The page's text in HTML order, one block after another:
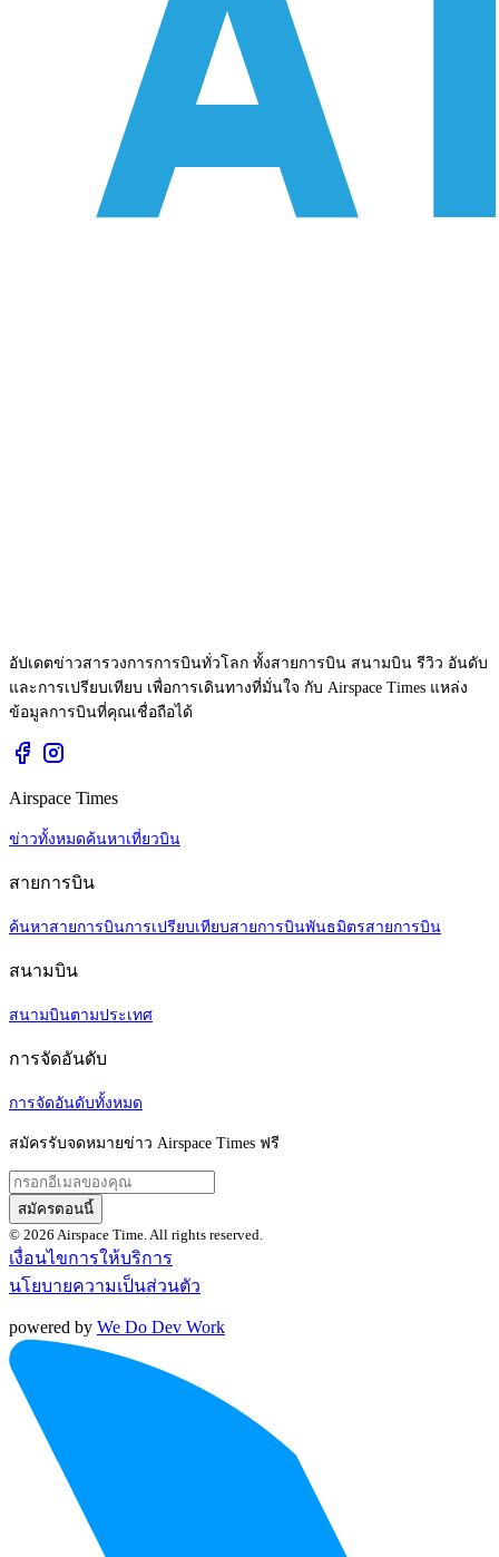
อัปเดตข่าวสารวงการการบินทั่วโลก ทั้งสายการบิน สนามบิน รีวิว อันดับ
และการเปรียบเทียบ เพื่อการเดินทางที่มั่นใจ กับ Airspace Times แหล่ง
ข้อมูลการบินที่คุณเชื่อถือได้
Airspace Times
ข่าวทั้งหมดค้นหาเที่ยวบิน
สายการบิน
ค้นหาสายการบินการเปรียบเทียบสายการบินพันธมิตรสายการบิน
สนามบิน
สนามบินตามประเทศ
การจัดอันดับ
การจัดอันดับทั้งหมด
สมัครรับจดหมายข่าว Airspace Times ฟรี
สมัครตอนนี้
© 2026 Airspace Time. All rights reserved.
เงื่อนไขการให้บริการ
นโยบายความเป็นส่วนตัว
powered by We Do Dev Work